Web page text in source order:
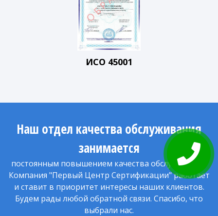
ИСО 45001
Наш отдел качества обслуживания
занимается
постоянным повышением качества обслуживания.
Компания "Первый Центр Сертификации" работает
и ставит в приоритет интересы наших клиентов.
Будем рады любой обратной связи. Спасибо, что
выбрали нас.